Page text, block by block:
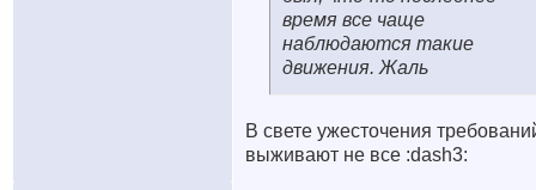
время все чаще
наблюдаются такие
движения. Жаль
В свете ужесточения
выживают не все :dash3: